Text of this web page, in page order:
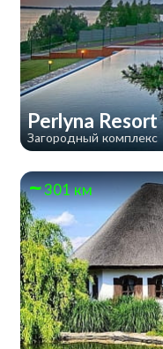
Perlyna Resort
Загородный комплекс
301 км